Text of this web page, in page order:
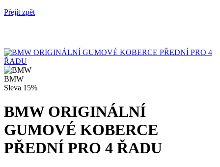
Přejít zpět
BMW
Sleva 15%
BMW ORIGINÁLNÍ
GUMOVÉ KOBERCE
PŘEDNÍ PRO 4 ŘADU